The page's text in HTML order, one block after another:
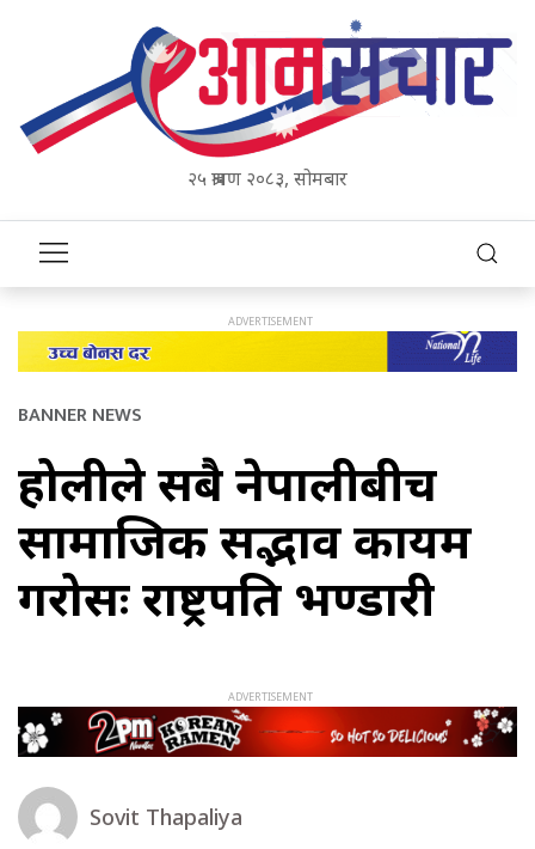
२५ श्रावण २०८३, सोमबार
BANNER NEWS
होलीले सबै नेपालीबीच
सामाजिक सद्भाव कायम
गरोसः राष्ट्रपति भण्डारी
Sovit Thapaliya